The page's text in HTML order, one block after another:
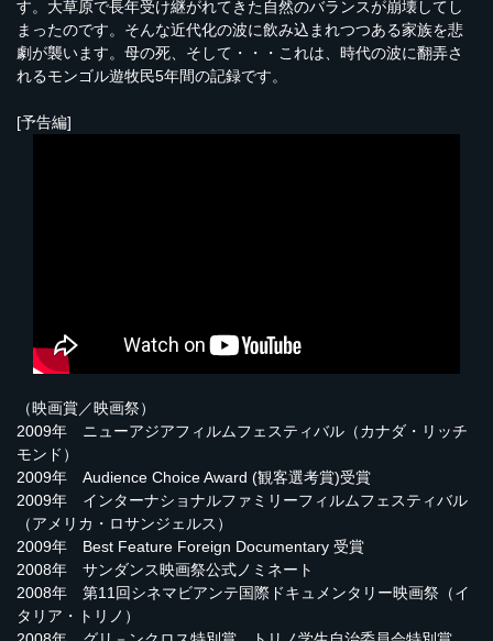
す。大草原で長年受け継がれてきた自然のバランスが崩壊してし
まったのです。そんな近代化の波に飲み込まれつつある家族を悲
劇が襲います。母の死、そして・・・これは、時代の波に翻弄さ
れるモンゴル遊牧民5年間の記録です。
[予告編]
（映画賞／映画祭）
2009年 ニューアジアフィルムフェスティバル（カナダ・リッチ
モンド）
2009年 Audience Choice Award (観客選考賞)受賞
2009年 インターナショナルファミリーフィルムフェスティバル
（アメリカ・ロサンジェルス）
2009年 Best Feature Foreign Documentary 受賞
2008年 サンダンス映画祭公式ノミネート
2008年 第11回シネマビアンテ国際ドキュメンタリー映画祭（イ
タリア・トリノ）